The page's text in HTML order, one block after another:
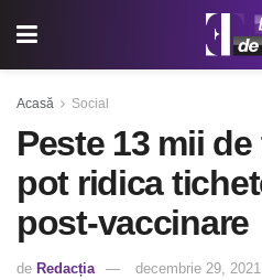
Acasă Social
Peste 13 mii
pot ridica
post-vaccinare
de Redacția decembrie 29,